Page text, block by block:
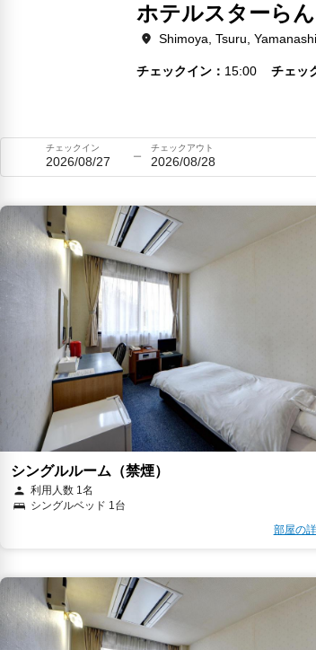
ホテルスターら
Shimoya, Tsuru, Yamanashi
チェックイン 15:00 チェッ
チェックイン
2026/08/27
チェックアウト
2026/08/28
シングルルーム（禁煙）
利用人数 1名
シングルベッド 1台
部屋の